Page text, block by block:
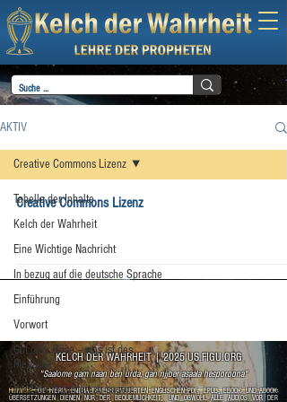
AKTIV
Tabelle der Inhalte
Kelch der Wahrheit
Eine Wichtige Nachricht
In bezug auf die deutsche Sprache
Einführung
Vorwort
Gut oder Böse – was ist des
Mensche
Was die Wahrheit zu sagen
Creative Commons Lizenz
Creative Commons Lizenz
KELCH DER WAHRHEIT|2025 US.FIGU.ORG
"Saalome gam naan ben urda, gan njjber asaala hesporoona"
HINWEIS: DIE HIERIN ENTHALTENEN ERNEUERTEN ENGLISCHEN PDF-, EPUB-, EBOOK- UND ABOOK-
ÜBERSETZUNGEN DIENEN NUR DER BEQUEMLICHKEIT, UND OBWOHL ALLE AUDIOS VOR DER